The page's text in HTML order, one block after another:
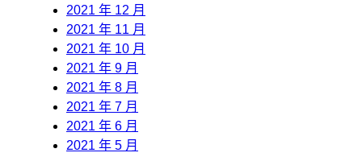
2021 年 12 月
2021 年 11 月
2021 年 10 月
2021 年 9 月
2021 年 8 月
2021 年 7 月
2021 年 6 月
2021 年 5 月